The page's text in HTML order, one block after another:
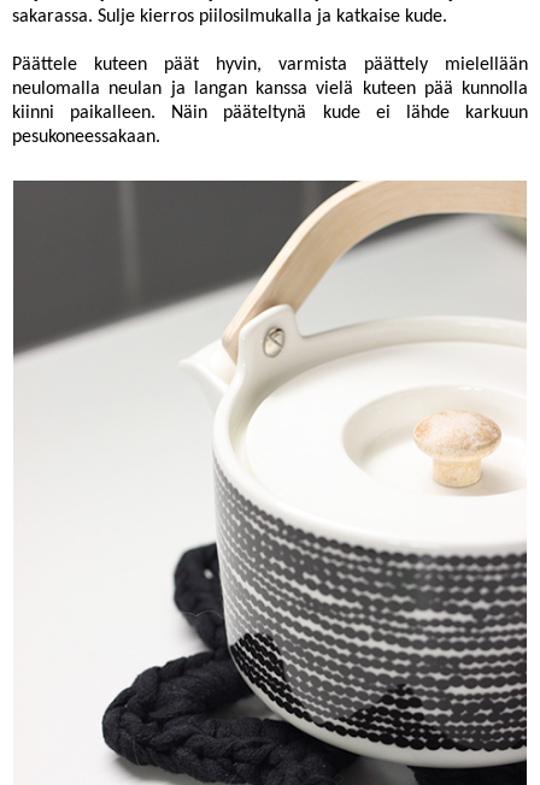
sakarassa. Sulje kierros piilosilmukalla ja katkaise kude.
Päättele kuteen päät hyvin, varmista päättely mielellään
neulomalla neulan ja langan kanssa vielä kuteen pää kunnolla
kiinni paikalleen. Näin pääteltynä kude ei lähde karkuun
pesukoneessakaan.